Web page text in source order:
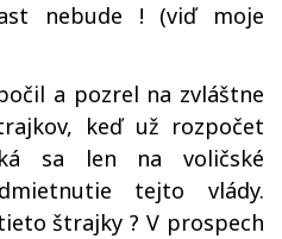
nebude ! (viď moje
a pozrel na zvláštne
keď už rozpočet
sa len na voličské
tejto vlády.
štrajky ? V prospech